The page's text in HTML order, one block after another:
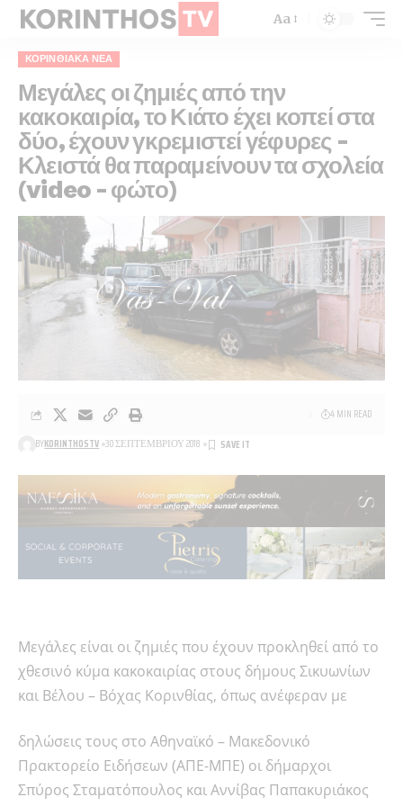
Aa
ΚΟΡΙΝΘΙΑΚΆ ΝΈΑ
Μεγάλες οι ζημιές από την
κακοκαιρία, το Κιάτο έχει κοπεί στα
δύο, έχουν γκρεμιστεί γέφυρες –
Κλειστά θα παραμείνουν τα σχολεία
(video – φώτο)
BYKORINTHOSTV 30 ΣΕΠΤΕΜΒΡΊΟΥ 2018
4 MIN READ
Μεγάλες είναι οι ζημιές που έχουν προκληθεί από το
χθεσινό κύμα κακοκαιρίας στους δήμους Σικυωνίων
και Βέλου – Βόχας Κορινθίας, όπως ανέφεραν με
δηλώσεις τους στο Αθηναϊκό – Μακεδονικό
Πρακτορείο Ειδήσεων (ΑΠΕ-ΜΠΕ) οι δήμαρχοι
Σπύρος Σταματόπουλος και Αννίβας Παπακυριάκος